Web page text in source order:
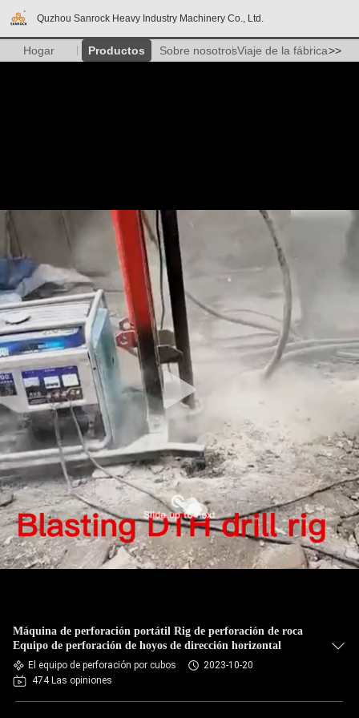
Quzhou Sanrock Heavy Industry Machinery Co., Ltd.
Hogar Productos Sobre nosotrosViaje de la fábrica>>
Máquina de perforación portátil Rig de perforación de roca
Equipo de perforación de hoyos de dirección horizontal
El equipo de perforación por cubos
2023-10-20
474 Las opiniones